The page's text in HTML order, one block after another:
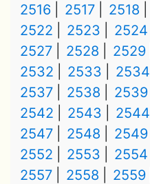
2516
2517 2518
2522
2523 2524
2527
2528 2529
2532
2533 2534
2537
2538 2539
2542
2543 2544
2547
2548 2549
2552
2553 2554
2557
2558 2559